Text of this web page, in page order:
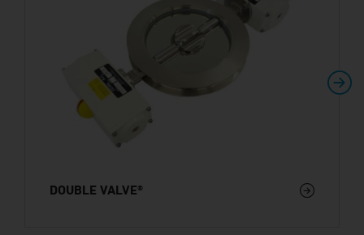
DOUBLE VALVE®